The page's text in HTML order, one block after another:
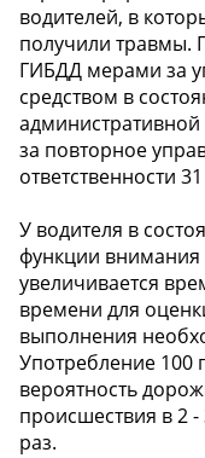
водителей, в
получили травмы.
ГИБДД мерами за
средством в
административной
за повторное
ответственности
У водителя в
функции
увеличивается
времени для
выполнения
Употребление 100
вероятность
происшествия в 2
раз.